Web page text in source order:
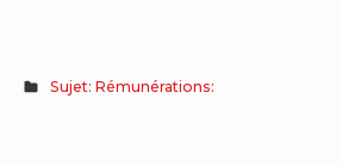
Sujet: Rémunérations: